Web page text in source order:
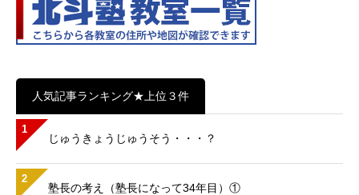
人気記事ランキング★上位３件
1
じゅうきょうじゅうそう・・・？
2
塾長の考え（塾長になって34年目）①